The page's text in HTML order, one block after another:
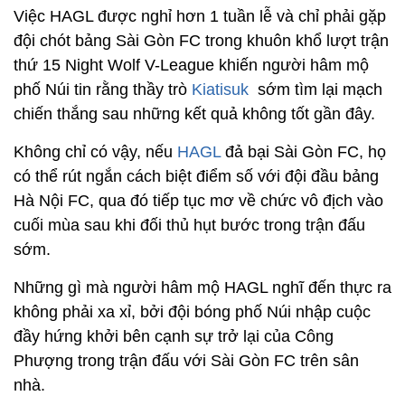
Việc HAGL được nghỉ hơn 1 tuần lễ và chỉ phải gặp
đội chót bảng Sài Gòn FC trong khuôn khổ lượt trận
thứ 15 Night Wolf V-League khiến người hâm mộ
phố Núi tin rằng thầy trò Kiatisuk sớm tìm lại mạch
chiến thắng sau những kết quả không tốt gần đây.
Không chỉ có vậy, nếu HAGLđả bại Sài Gòn FC, họ
có thể rút ngắn cách biệt điểm số với đội đầu bảng
Hà Nội FC, qua đó tiếp tục mơ về chức vô địch vào
cuối mùa sau khi đối thủ hụt bước trong trận đấu
sớm.
Những gì mà người hâm mộ HAGL nghĩ đến thực ra
không phải xa xỉ, bởi đội bóng phố Núi nhập cuộc
đầy hứng khởi bên cạnh sự trở lại của Công
Phượng trong trận đấu với Sài Gòn FC trên sân
nhà.